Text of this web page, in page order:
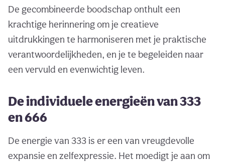
De gecombineerde boodschap onthult een
krachtige herinnering om je creatieve
uitdrukkingen te harmoniseren met je praktische
verantwoordelijkheden, en je te begeleiden naar
een vervuld en evenwichtig leven.
De individuele energieën van 333
en 666
De energie van 333 is er een van vreugdevolle
expansie en zelfexpressie. Het moedigt je aan om